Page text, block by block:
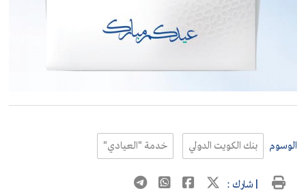
الوسوم بنك الكويت الدولي خدمة "العيادي"
| شارك :